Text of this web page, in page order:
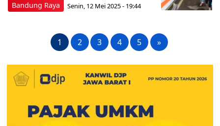
Bandung Raya Senin, 12 Mei 2025 - 19:44
1 2 3 4 5 »